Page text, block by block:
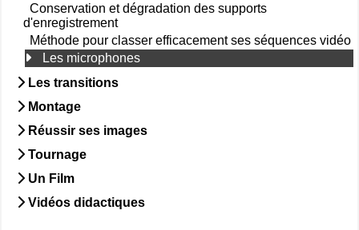
Conservation et dégradation des supports
d'enregistrement
Méthode pour classer efficacement ses séquences vidéo
Les microphones
Les transitions
Montage
Réussir ses images
Tournage
Un Film
Vidéos didactiques